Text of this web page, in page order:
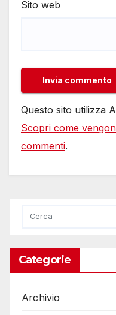
Sito web
Questo sito utilizza
Scopri come
commenti.
Categorie
Archivio